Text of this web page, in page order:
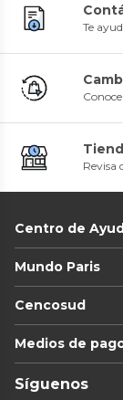
Te
Revisa
Centro de
Mundo Paris
Cencosud
Medios de
Síguenos